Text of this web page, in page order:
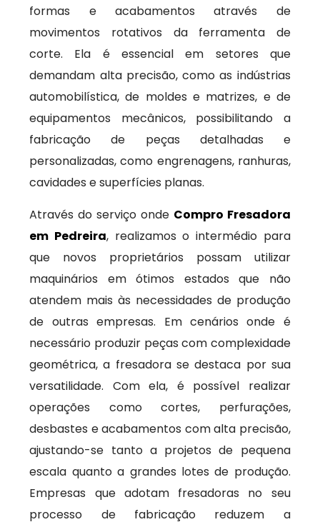
formas e acabamentos através de
movimentos rotativos da ferramenta de
corte. Ela é essencial em setores que
demandam alta precisão, como as indústrias
automobilística, de moldes e matrizes, e de
equipamentos mecânicos, possibilitando a
fabricação de peças detalhadas e
personalizadas, como engrenagens, ranhuras,
cavidades e superfícies planas.
Através do serviço onde Compro Fresadora
em Pedreira, realizamos o intermédio para
que novos proprietários possam utilizar
maquinários em ótimos estados que não
atendem mais às necessidades de produção
de outras empresas. Em cenários onde é
necessário produzir peças com complexidade
geométrica, a fresadora se destaca por sua
versatilidade. Com ela, é possível realizar
operações como cortes, perfurações,
desbastes e acabamentos com alta precisão,
ajustando-se tanto a projetos de pequena
escala quanto a grandes lotes de produção.
Empresas que adotam fresadoras no seu
processo de fabricação reduzem a